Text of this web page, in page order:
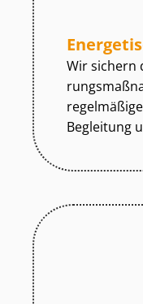
Wir sichern
Begleitung